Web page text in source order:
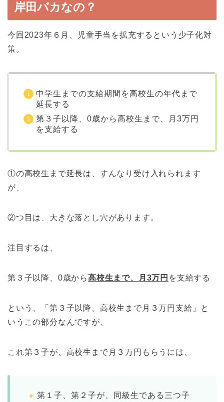
岸田バカなの？
今回2023年６月、児童手当を拡充するという少子化対
策。
中学生までの支給期間を高校生の年代まで
延長する
第３子以降、0歳から高校生まで、月3万円
を支給する
①の高校生まで延長は、すんなり受け入れられます
が、
②つ目は、大きな落とし穴があります。
注目するは、
第３子以降、0歳から高校生まで、月3万円 を支給する
という、「第３子以降、高校生まで月３万円支給」と
いうこの部分なんですが、
これ第３子が、高校生まで月３万円もらうには、
第１子、第２子が、同級生である三つ子